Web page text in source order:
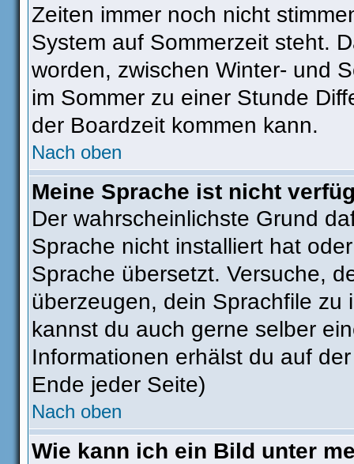
Zeiten immer noch nicht
System auf Sommerzeit steht.
worden, zwischen Winter- und
im Sommer zu einer Stunde
der Boardzeit kommen kann.
Nach oben
Meine Sprache ist nicht
Der wahrscheinlichste Grund
Sprache nicht installiert hat
Sprache übersetzt. Versuche,
überzeugen, dein Sprachfile zu
kannst du auch gerne selber
Informationen erhälst du auf
Ende jeder Seite)
Nach oben
Wie kann ich ein Bild unter